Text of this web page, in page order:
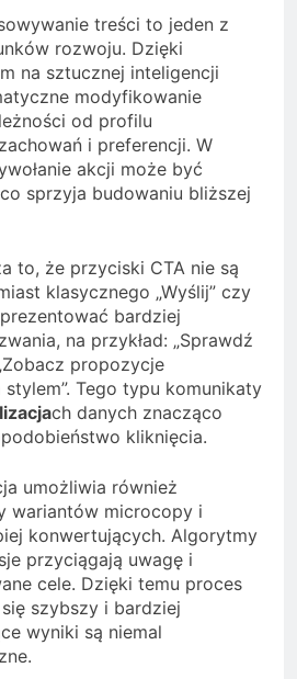
treści to jeden z
rozwoju. Dzięki
na sztucznej inteligencji
modyfikowanie
od profilu
i preferencji. W
akcji może być
sprzyja budowaniu bliższej
to, że przyciski CTA nie są
klasycznego „Wyślij” czy
bardziej
na przykład: „Sprawdź
propozycje
Tego typu komunikaty
ch danych znacząco
kliknięcia.
umożliwia również
wariantów microcopy i
konwertujących. Algorytmy
przyciągają uwagę i
cele. Dzięki temu proces
szybszy i bardziej
wyniki są niemal